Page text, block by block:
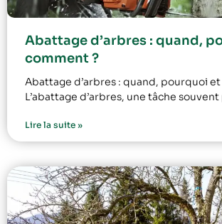
Abattage d’arbres : quand,
comment ?
Abattage d’arbres : quand, pourquoi
L’abattage d’arbres, une tâche
Lire la suite »